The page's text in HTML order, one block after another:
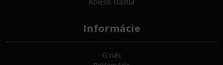
Informácie
O nás